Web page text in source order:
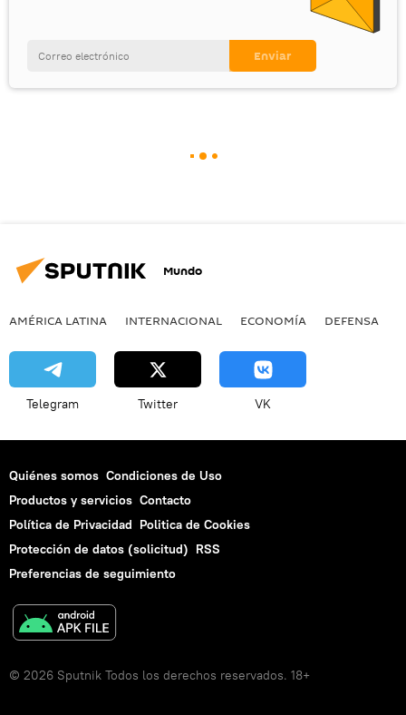
Mundo
AMÉRICA LATINA INTERNACIONAL ECONOMÍA DEFENSA
Telegram Twitter VK
Quiénes somos Condiciones de Uso
Productos y servicios Contacto
Política de Privacidad Politica de Cookies
Protección de datos (solicitud) RSS
Preferencias de seguimiento
© 2026 Sputnik Todos los derechos reservados. 18+